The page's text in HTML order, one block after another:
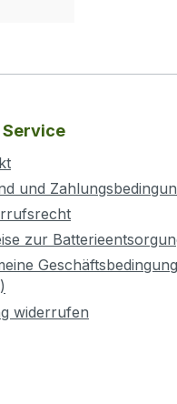
Service
und
zur
widerrufen